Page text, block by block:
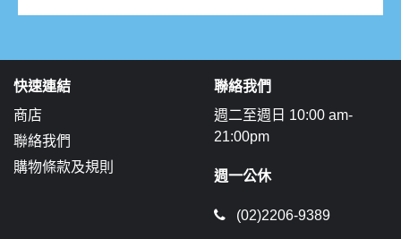
快速連結
商店
聯絡我們
購物條款及規則
聯絡我們
週二至週日 10:00 am-
21:00pm
週一公休
(02)2206-9389